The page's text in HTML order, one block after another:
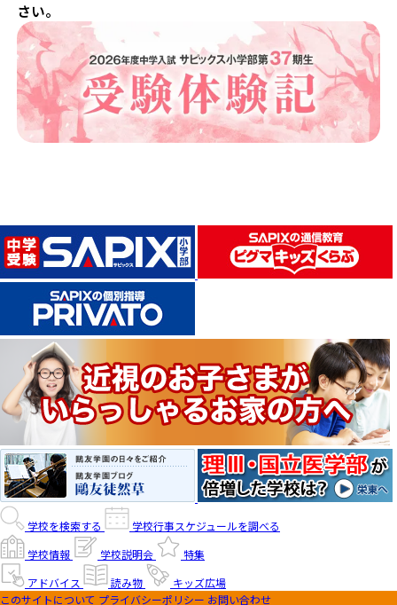
さい。
学校を検索する
学校行事スケジュールを調べる
学校情報
学校説明会
特集
アドバイス
読み物
キッズ広場
このサイトについて プライバシーポリシー お問い合わせ